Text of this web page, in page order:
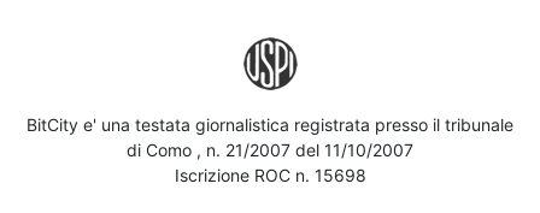
BitCity e' una testata giornalistica registrata presso il tribunale
di Como , n. 21/2007 del 11/10/2007
Iscrizione ROC n. 15698